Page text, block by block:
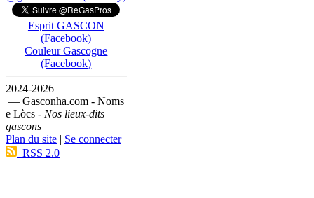
Esprit GASCON
(Facebook)
Couleur Gascogne
(Facebook)
2024-2026
— Gasconha.com - Noms
e Lòcs - Nos lieux-dits
gascons
Plan du site | Se connecter|
RSS 2.0